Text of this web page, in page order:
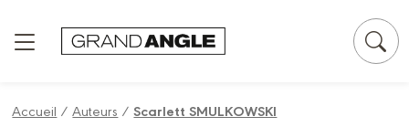
Accueil /Auteurs /Scarlett SMULKOWSKI